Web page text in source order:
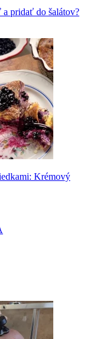
a pridať do šalátov?
Krémový